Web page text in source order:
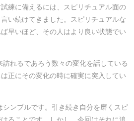
練に備えるには、スピリチュアル面の
い続けてきました。スピリチュアルな
早いほど、その人はより良い状態でい
れるであろう数々の変化を話している
正にその変化の時に確実に突入してい
ンプルです。引き続き自分を磨くスピ